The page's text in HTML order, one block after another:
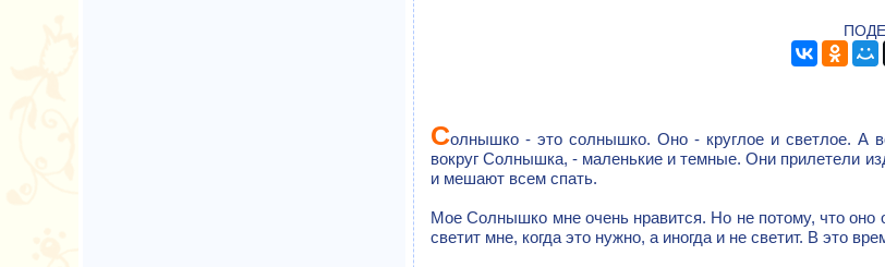
Солнышко - это солнышко. Оно - круглое и светлое. А
вокруг Солнышка, - маленькие и темные. Они прилетели
и мешают всем спать.
Мое Солнышко мне очень нравится. Но не потому, что оно
светит мне, когда это нужно, а иногда и не светит. В это